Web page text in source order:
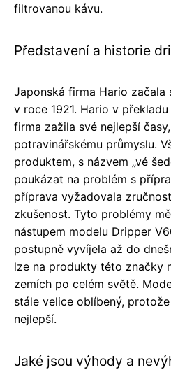
filtrovanou kávu.
Představení a historie
Japonská firma Hario
v roce 1921. Hario v
firma zažila své nejlepší
potravinářskému průmyslu.
produktem, s názvem „vé
poukázat na problém s
příprava vyžadovala
zkušenost. Tyto problémy
nástupem modelu Dripper
postupně vyvíjela až do
lze na produkty této značky
zemích po celém světě.
stále velice oblíbený,
nejlepší.
Jaké jsou výhody a